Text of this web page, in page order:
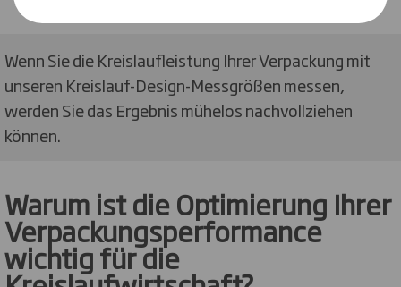
Wenn Sie die Kreislaufleistung Ihrer Verpackung mit
unseren Kreislauf-Design-Messgrößen messen,
werden Sie das Ergebnis mühelos nachvollziehen
können.
Warum ist die Optimierung Ihrer
Verpackungsperformance
wichtig für die